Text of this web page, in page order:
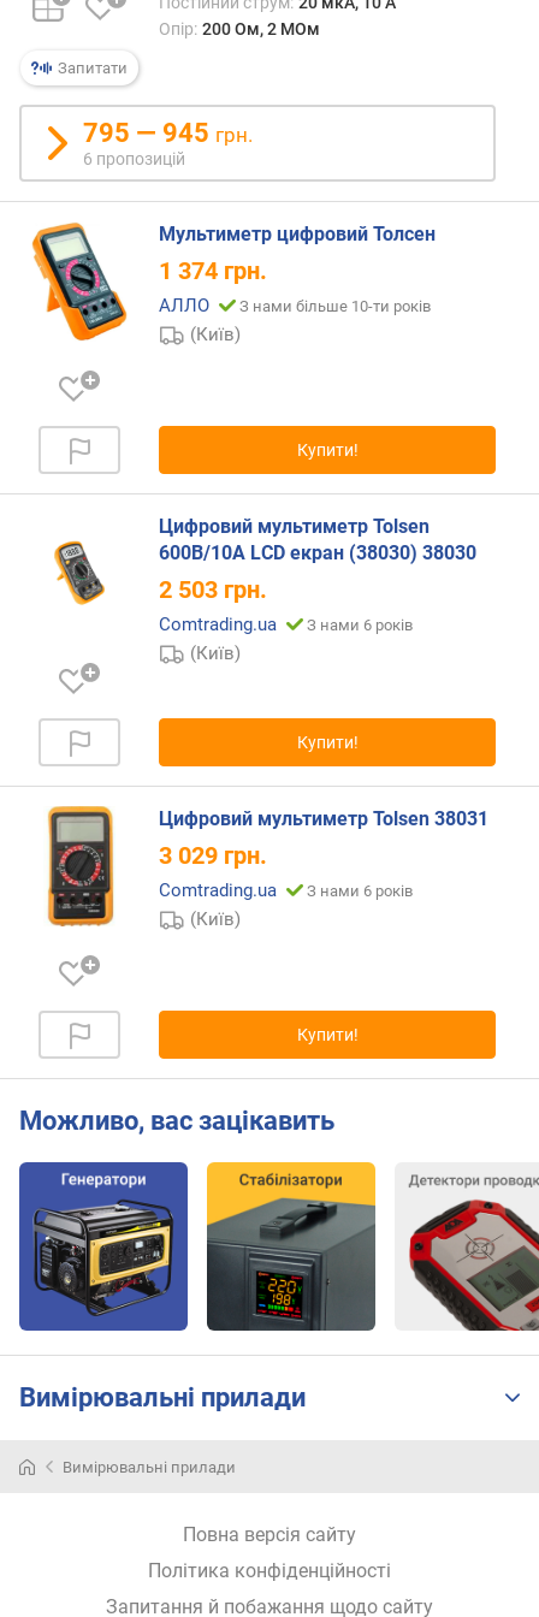
и
з
а
в
і
д
г
к
а
м
а
а
ю
д
в
я
а
к
і
л
ь
к
і
т
ю
р
о
п
о
з
и
ц
й
п
с
Запитати
Опір: 200 Ом, 2 МОм
795 — 945 грн.
6 пропозицій
Мультиметр цифровий Толсен
1 374 грн.
АЛЛО З нами більше 10-ти років
(Київ)
Купити!
Цифровий мультиметр Tolsen
600В/10А LCD екран (38030) 38030
2 503 грн.
Comtrading.ua З нами 6 років
(Київ)
Купити!
Цифровий мультиметр Tolsen 38031
3 029 грн.
Comtrading.ua З нами 6 років
(Київ)
Купити!
Можливо, вас зацікавить
Вимірювальні прилади
Вимірювальні прилади
Повна версія сайту
Політика конфіденційності
Запитання й побажання щодо сайту